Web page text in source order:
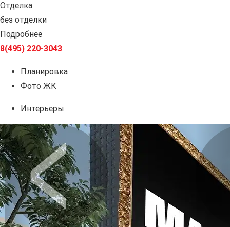
Отделка
без отделки
Подробнее
8(495) 220-3043
Планировка
Фото ЖК
Интерьеры